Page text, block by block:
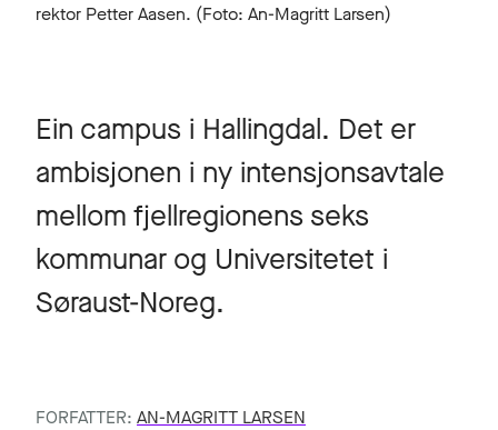
rektor Petter Aasen. (Foto: An-Magritt Larsen)
Ein campus i Hallingdal. Det er
ambisjonen i ny intensjonsavtale
mellom fjellregionens seks
kommunar og Universitetet i
Søraust-Noreg.
FORFATTER: AN-MAGRITT LARSEN